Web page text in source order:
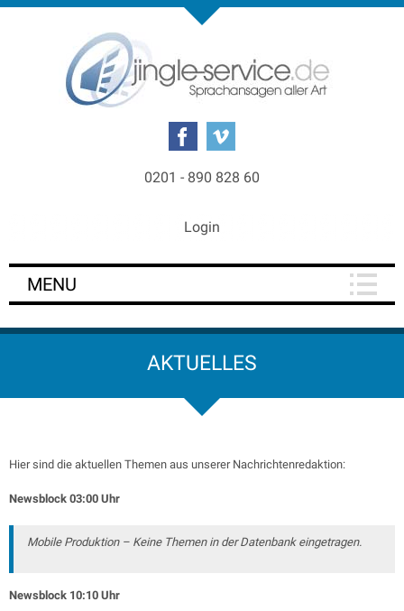
0201 - 890 828 60
Login
MENU
AKTUELLES
Hier sind die aktuellen Themen aus unserer Nachrichtenredaktion:
Newsblock 03:00 Uhr
Mobile Produktion – Keine Themen in der Datenbank eingetragen.
Newsblock 10:10 Uhr